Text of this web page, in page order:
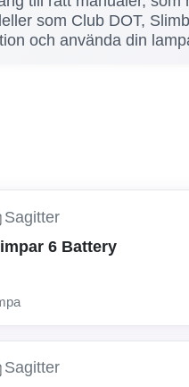
som Club DOT,
och använda din
Sagitter
6 Battery
Sagitter